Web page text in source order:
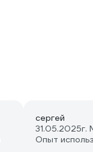
сергей
31.05.2025г.
Опыт